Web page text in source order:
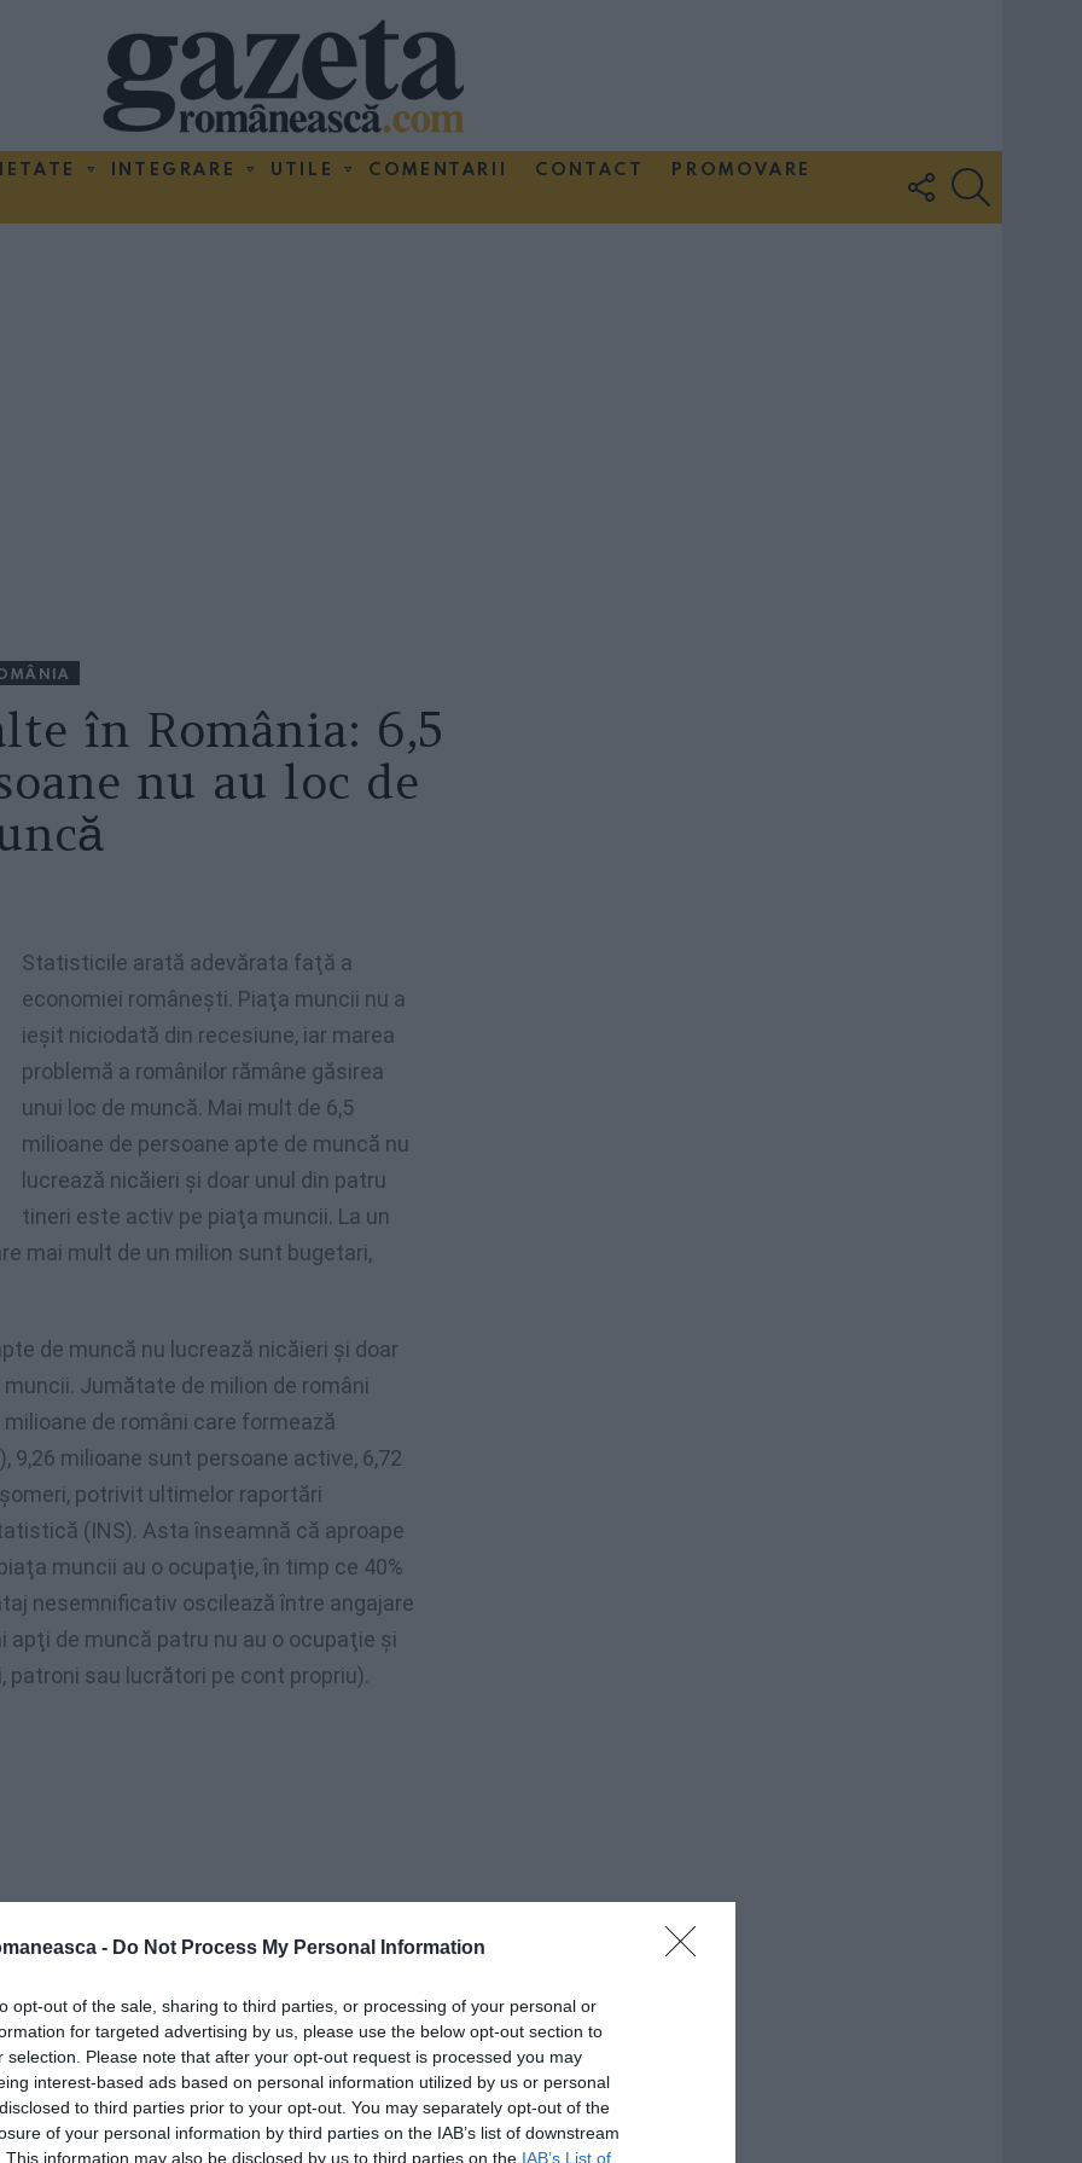
- Do Not Process My Personal Information
opt-out of the sale, sharing to third parties, or processing of your personal or
for targeted advertising by us, please use the below opt-out section to
selection. Please note that after your opt-out request is processed you may
interest-based ads based on personal information utilized by us or personal
to third parties prior to your opt-out. You may separately opt-out of the
of your personal information by third parties on the IAB’s list of downstream
This information may also be disclosed by us to third parties on the IAB’s List of
INTEGRARE UTILE COMENTARII CONTACT
PROMOVARE
FOLLOW
US
în România: 6,5
nu au loc de
Statisticile arată adevărata faţă a
economiei româneşti. Piaţa muncii nu a
ieşit niciodată din recesiune, iar marea
problemă a românilor rămâne găsirea
unui loc de muncă. Mai mult de 6,5
milioane de persoane apte de muncă nu
lucrează nicăieri şi doar unul din patru
tineri este activ pe piaţa muncii. La un
mai mult de un milion sunt bugetari,
de muncă nu lucrează nicăieri şi doar
Jumătate de milion de români
de români care formează
9,26 milioane sunt persoane active, 6,72
potrivit ultimelor raportări
(INS). Asta înseamnă că aproape
muncii au o ocupaţie, în timp ce 40%
nesemnificativ oscilează între angajare
apţi de muncă patru nu au o ocupaţie şi
sau lucrători pe cont propriu).
cu program parţial doreau şi erau
în prezent, fiind considerate persoane